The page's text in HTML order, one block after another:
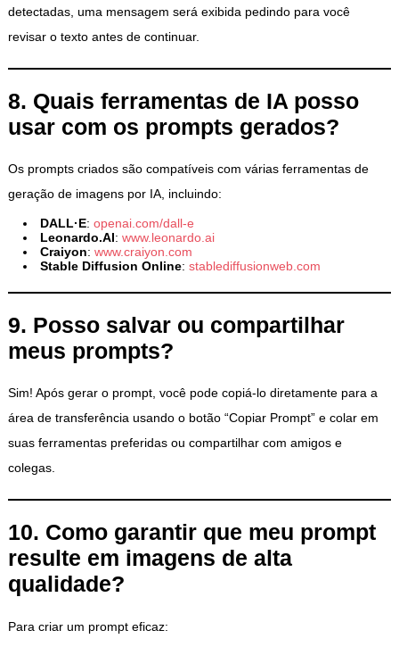
detectadas, uma mensagem será exibida pedindo para você
revisar o texto antes de continuar.
8. Quais ferramentas de IA posso
usar com os prompts gerados?
Os prompts criados são compatíveis com várias ferramentas de
geração de imagens por IA, incluindo:
DALL·E:openai.com/dall-e
Leonardo.AI:www.leonardo.ai
Craiyon:www.craiyon.com
Stable Diffusion Online:stablediffusionweb.com
9. Posso salvar ou compartilhar
meus prompts?
Sim! Após gerar o prompt, você pode copiá-lo diretamente para a
área de transferência usando o botão “Copiar Prompt” e colar em
suas ferramentas preferidas ou compartilhar com amigos e
colegas.
10. Como garantir que meu prompt
resulte em imagens de alta
qualidade?
Para criar um prompt eficaz: